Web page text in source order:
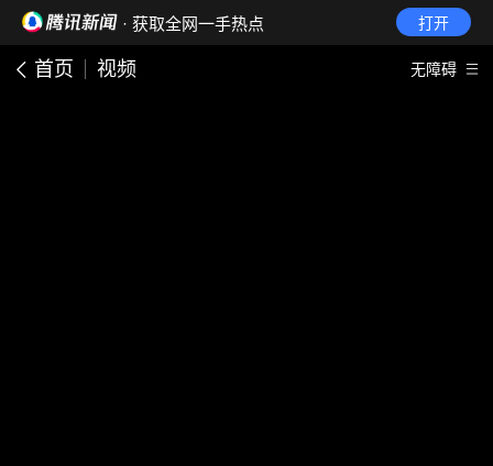
· 获取全网一手热点 打开
首页 视频 无障碍